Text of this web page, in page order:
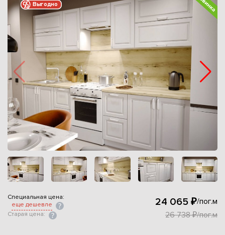
Выгодно
Специальная цена:
еще дешевле
24 065 ₽/пог.м
Старая цена: 26 738 ₽/пог.м